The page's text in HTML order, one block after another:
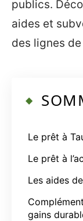
publics.
aides et
des lignes
Le prêt à
Le prêt à
Les aides
gains